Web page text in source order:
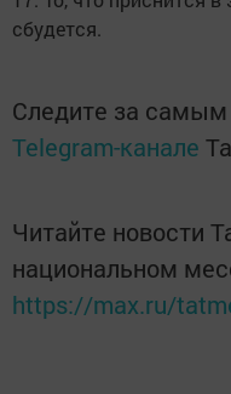
сбудется.
Следите за
Telegram-канале
Читайте новости
национальном
https://max.ru/